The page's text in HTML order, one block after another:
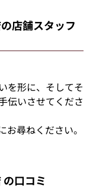
店舗スタッフ
を形に、そしてそ
伝いさせてくださ
尋ねください。
口コミ